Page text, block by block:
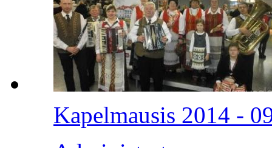
Kapelmausis 2014 -